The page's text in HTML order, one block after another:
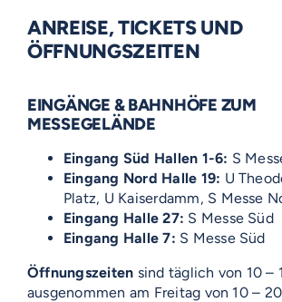
ANREISE, TICKETS UND
ÖFFNUNGSZEITEN
EINGÄNGE & BAHNHÖFE ZUM
MESSEGELÄNDE
Eingang Süd Hallen 1-6: S
Eingang Nord Halle 19: U
Platz, U Kaiserdamm, S Messe
Eingang Halle 27: S Messe Süd
Eingang Halle 7: S Messe Süd
Öffnungszeiten sind täglich von 10 –
ausgenommen am Freitag von 10 –